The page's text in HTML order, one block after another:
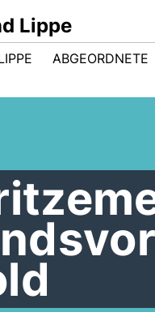
Lippe
ABGEORDNETE